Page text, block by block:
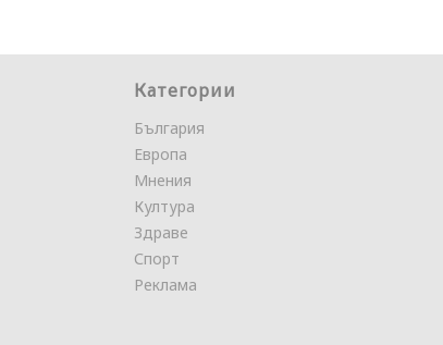
Категории
България
Европа
Мнения
Култура
Здраве
Спорт
Реклама